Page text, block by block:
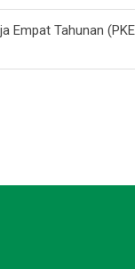
Empat Tahunan